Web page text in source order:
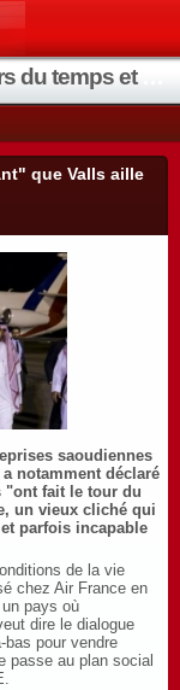
que Valls aille
saoudiennes
notamment déclaré
"ont fait le tour du
un vieux cliché qui
parfois incapable
de la vie
chez Air France en
pays où
dire le dialogue
pour vendre
passe au plan social